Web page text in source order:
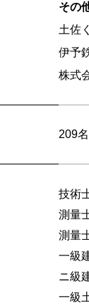
その
土佐
伊予
株式
209
技術
測量
測量
一級
ニ級
一級